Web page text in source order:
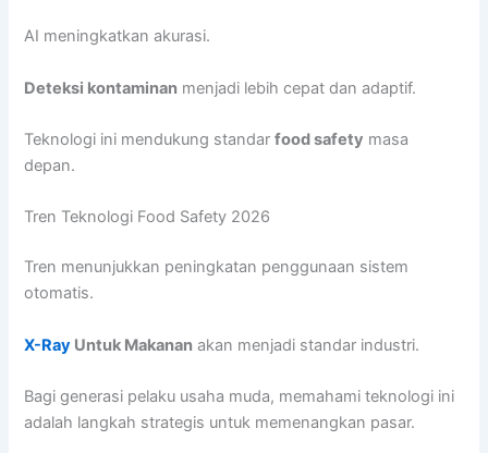
AI meningkatkan akurasi.
Deteksi kontaminan menjadi lebih cepat dan adaptif.
Teknologi ini mendukung standarfood safety masa
depan.
Tren Teknologi Food Safety 2026
Tren menunjukkan peningkatan penggunaan sistem
otomatis.
X-Ray Untuk Makanan akan menjadi standar industri.
Bagi generasi pelaku usaha muda, memahami teknologi ini
adalah langkah strategis untuk memenangkan pasar.